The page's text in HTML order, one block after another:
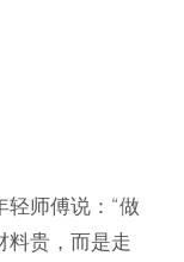
师傅说：“做
料贵，而是走